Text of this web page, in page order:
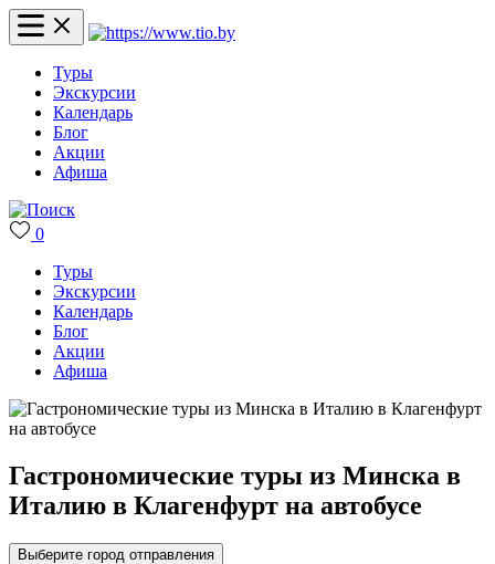
Туры
Экскурсии
Календарь
Блог
Акции
Афиша
0
Туры
Экскурсии
Календарь
Блог
Акции
Афиша
Гастрономические туры из Минска в
Италию в Клагенфурт на автобусе
Выберите город отправления